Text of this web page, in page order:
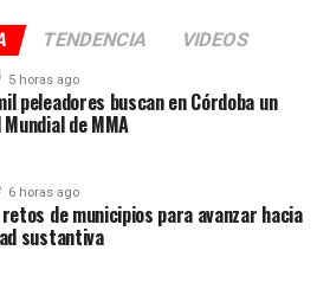
TENDENCIA VIDEOS
5 horas ago
peleadores buscan en Córdoba un
de MMA
6 horas ago
de municipios para avanzar hacia
sustantiva